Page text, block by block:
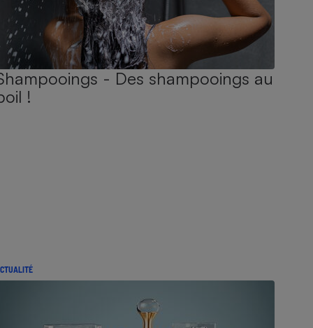
- Des shampooings au
!